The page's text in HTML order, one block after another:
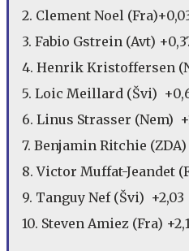
2. Clement Noel
3. Fabio Gstrein (Avt)
4. Henrik Kristoffersen
5. Loic Meillard (Švi)
6. Linus Strasser (Nem)
7. Benjamin Ritchie (ZDA)
8. Victor Muffat-Jeandet
9. Tanguy Nef (Švi) +2,03
10. Steven Amiez (Fra)